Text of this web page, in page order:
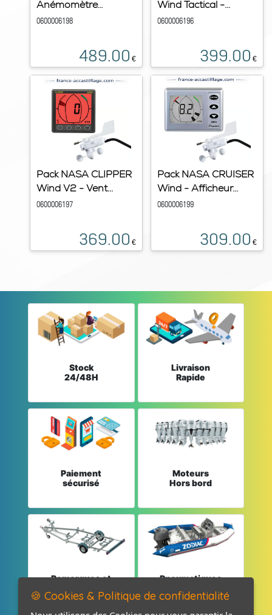
Anémomètre...
0600006198
489.00 €
Wind Tactical -...
0600006196
399.00 €
Pack NASA CLIPPER
Wind V2 - Vent...
0600006197
369.00 €
Pack NASA CRUISER
Wind - Afficheur...
0600006199
309.00 €
Stock
24/48H
Livraison
Rapide
Paiement
sécurisé
Moteurs
Hors bord
Remorques et
Pneumatiques
🍪 Cookies & Politique de confidentialité